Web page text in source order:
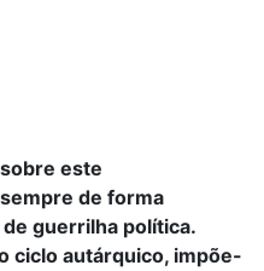
este
de forma
guerrilha política.
ciclo autárquico, impõe-